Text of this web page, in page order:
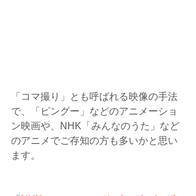
「コマ撮り」とも呼ばれる映像の手法
で、「ピングー」などのアニメーショ
ン映画や、NHK「みんなのうた」など
のアニメでご存知の方も多いかと思い
ます。